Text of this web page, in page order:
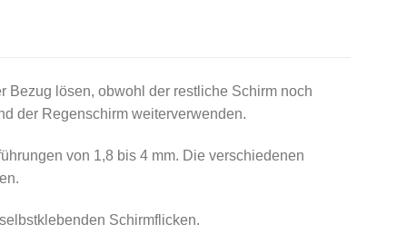
Bezug lösen, obwohl der restliche Schirm noch
der Regenschirm weiterverwenden.
von 1,8 bis 4 mm. Die verschiedenen
Schirmflicken.